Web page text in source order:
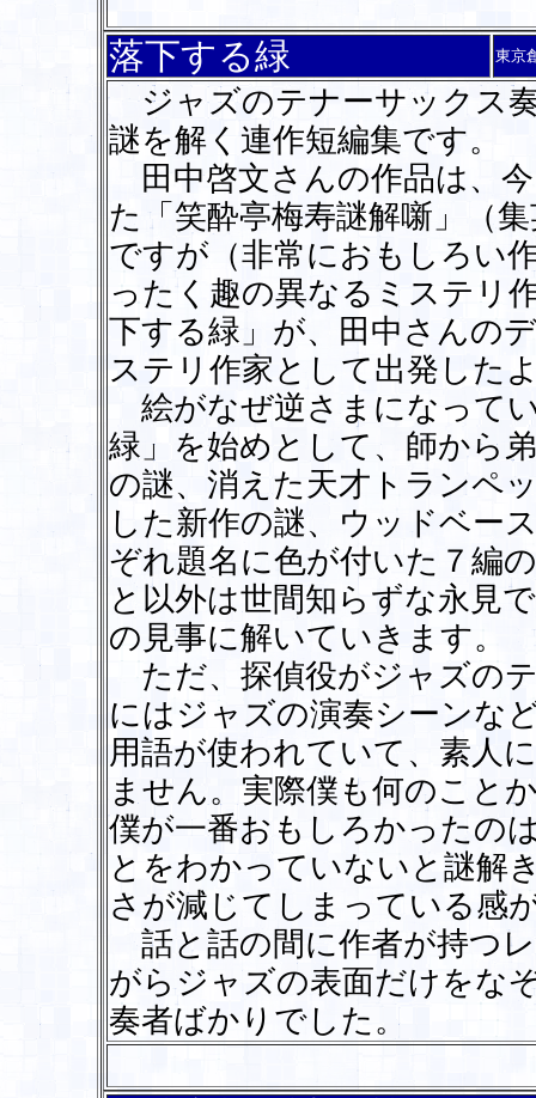
落下する緑 東京
ジャズのテナーサックス
謎を解く連作短編集です。
田中啓文さんの作品は、
た「笑酔亭梅寿謎解噺」（
ですが（非常におもしろい
ったく趣の異なるミステリ
下する緑」が、田中さんの
ステリ作家として出発した
絵がなぜ逆さまになって
緑」を始めとして、師から
の謎、消えた天才トランペ
した新作の謎、ウッドベー
ぞれ題名に色が付いた７編
と以外は世間知らずな永見
の見事に解いていきます。
ただ、探偵役がジャズの
にはジャズの演奏シーンな
用語が使われていて、素人
ません。実際僕も何のこと
僕が一番おもしろかったの
とをわかっていないと謎解
さが減じてしまっている感
話と話の間に作者が持つ
がらジャズの表面だけをな
奏者ばかりでした。